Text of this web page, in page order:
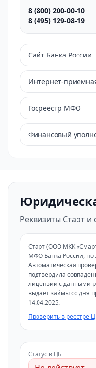
8 (800) 200-00-10
8 (495) 129-08-19
Сайт Банка России
Интернет-
Госреестр МФО
Финансовый
Реквизиты Старт
Старт (ООО МКК
МФО Банка России, но
Автоматическая
подтвердила
лицензии с данными
выдает займы со дня
14.04.2025.
Проверить в реестре
Статус в ЦБ